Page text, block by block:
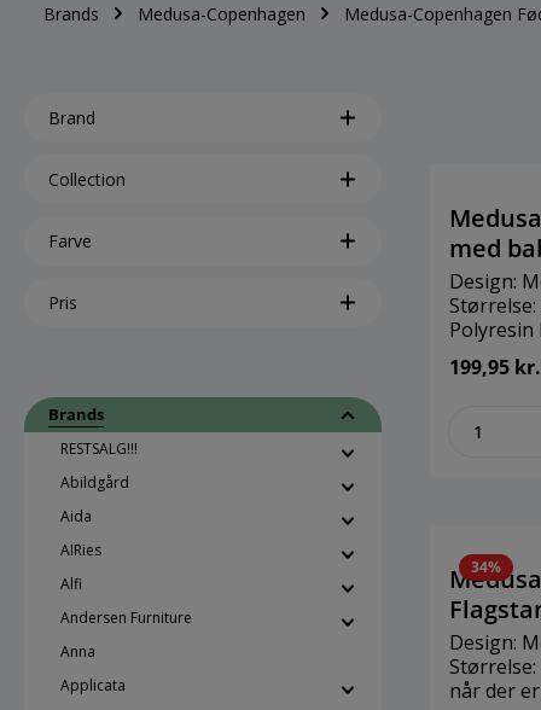
Brands Medusa-Copenhagen Medusa-Copenhagen
Brand
Collection
Farve
Pris
Brands
RESTSALG!!!
Abildgård
Aida
AIRies
Alfi
Andersen Furniture
Anna
Applicata
med
Design:
Polyresin
Hurra, et
skal
baby.
199,95 kr.
34%
Design:
Størrelse: 65 cm
når der